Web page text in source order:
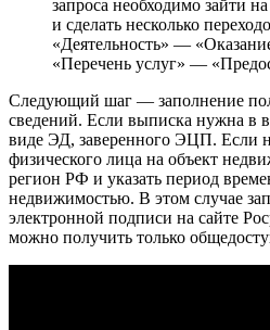
запроса необходимо зайти
и сделать несколько
«Деятельность» —
«Перечень услуг» —
Следующий шаг — заполнение
сведений. Если выписка нужна в
виде ЭД, заверенного ЭЦП. Если
физического лица на объект
регион РФ и указать период
недвижимостью. В этом случае
электронной подписи на сайте
можно получить только